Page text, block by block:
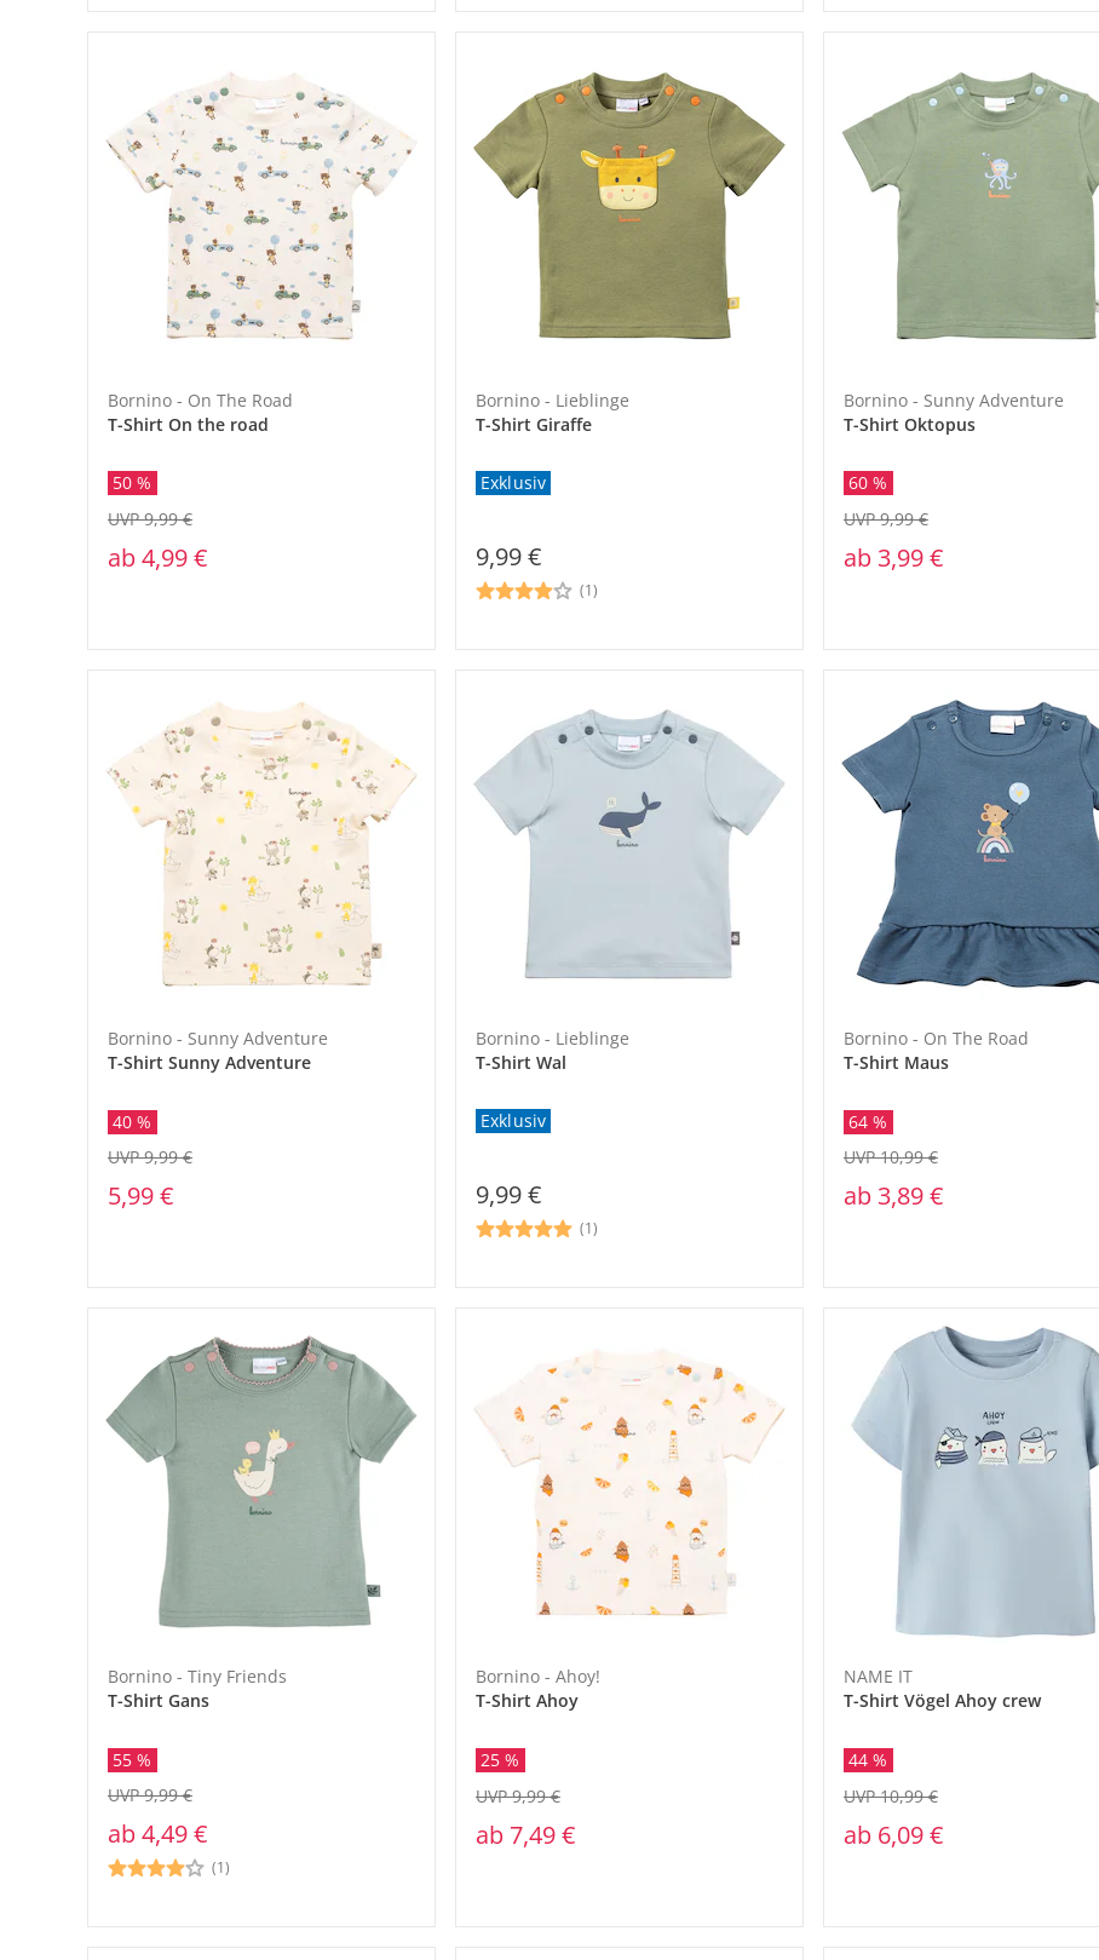
Bornino - On The Road
T-Shirt On the road
50 %
ab4,99 €
UVP 9,99 €
Bornino - Lieblinge
T-Shirt Giraffe
Exklusiv
9,99 €
(1)
Bornino - Sunny Adventure
T-Shirt Oktopus
60 %
ab 3,99 €
UVP 9,99 €
Bornino - Sunny Adventure
T-Shirt Sunny Adventure
40 %
5,99 €
UVP 9,99 €
Bornino - Lieblinge
T-Shirt Wal
Exklusiv
9,99 €
(1)
Bornino - On The Road
T-Shirt Maus
64 %
ab 3,89 €
UVP 10,99 €
Bornino - Tiny Friends
T-Shirt Gans
55 %
ab4,49 €
UVP 9,99 €
(1)
Bornino - Ahoy!
T-Shirt Ahoy
25 %
ab 7,49 €
UVP 9,99 €
NAME IT
T-Shirt Vögel Ahoy crew
44 %
ab 6,09 €
UVP 10,99 €